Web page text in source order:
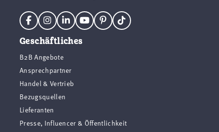
Geschäftliches
B2B Angebote
Ansprechpartner
Handel & Vertrieb
Bezugsquellen
Lieferanten
Presse, Influencer & Öffentlichkeit